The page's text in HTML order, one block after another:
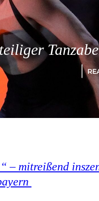
– mitreißend